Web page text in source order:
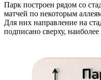
Парк построен рядом со
матчей по некоторым
Для них направление на
подписано сверху,